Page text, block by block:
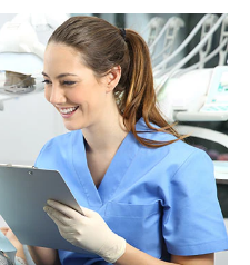
PARA PROFESIONALES
AR (ES)
SUSCRIBITE